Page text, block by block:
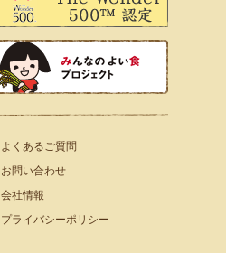
よくあるご質問
お問い合わせ
会社情報
プライバシーポリシー